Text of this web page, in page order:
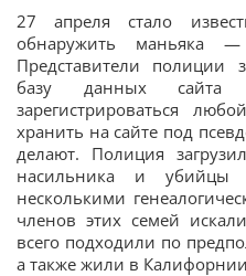
27 апреля стало
обнаружить маньяка
Представители полиции
базу данных сайта
зарегистрироваться
хранить на сайте под
делают. Полиция
насильника и
несколькими
членов этих семей
всего подходили по
а также жили в